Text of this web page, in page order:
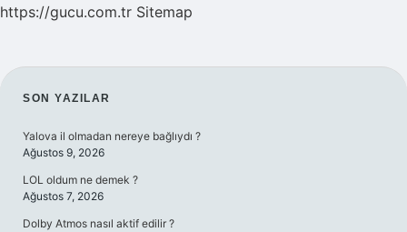
https://gucu.com.tr Sitemap
SIDEBAR
SON YAZILAR
Yalova il olmadan nereye bağlıydı ?
Ağustos 9, 2026
LOL oldum ne demek ?
Ağustos 7, 2026
Dolby Atmos nasıl aktif edilir ?